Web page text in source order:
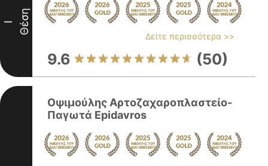
I Θέση
Δείτε περισσότερα >>
9.6 (50)
Οψιμούλης Αρτοζαχαροπλαστείο-
Παγωτά Epidavros